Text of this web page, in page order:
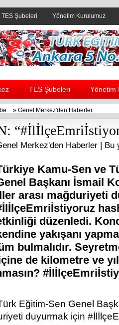
TES Şubeleri Yönetim Kurulumuz
Header yanı reklam alanı
TES Şubeleri Yönetim
» Genel Merkez'den Haberler
Merkez'den Haberler | Bu
Kamu-Sen ve
Başkanı İsmail
arası mağduriyeti
düzenledi.
yakışanı
bulmalıdır.
de kilometre ve
Eğitim-Sen Genel
duyurmak için